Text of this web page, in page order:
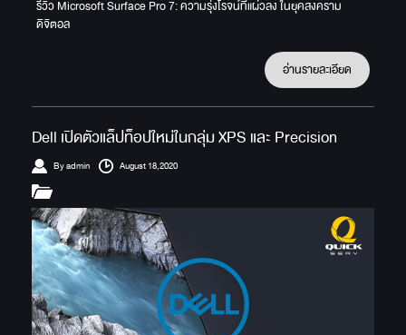
รีวิว Microsoft Surface Pro 7: ความรุ่งโรจน์ที่แผ่วลง ในยุคสงคราม
ดิจิตอล
อ่านรายละเอียด
Dell เปิดตัวแล็ปท็อปใหม่ในกลุ่ม XPS และ Precision
By admin August 18,2020